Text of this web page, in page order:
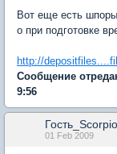
Вот еще есть
о при подготовке
http://
Сообщение
9:56
01 Feb 2009